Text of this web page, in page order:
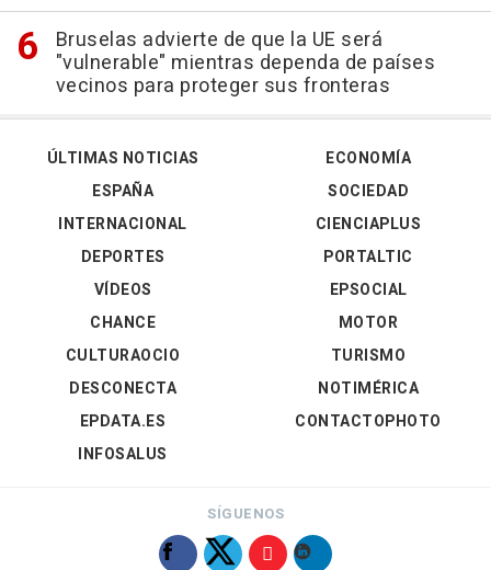
Bruselas advierte de que la UE será
"vulnerable" mientras dependa de países
vecinos para proteger sus fronteras
ÚLTIMAS NOTICIAS
ESPAÑA
INTERNACIONAL
DEPORTES
VÍDEOS
ECONOMÍA
SOCIEDAD
CIENCIAPLUS
PORTALTIC
EPSOCIAL
CHANCE
CULTURAOCIO
DESCONECTA
EPDATA.ES
INFOSALUS
MOTOR
TURISMO
NOTIMÉRICA
CONTACTOPHOTO
SÍGUENOS